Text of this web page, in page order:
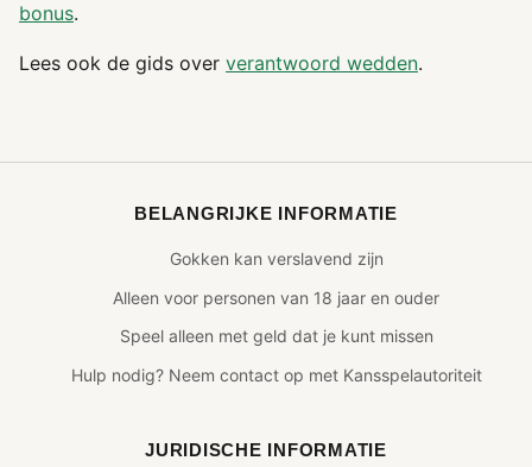
bonus.
Lees ook de gids over verantwoord wedden.
BELANGRIJKE INFORMATIE
Gokken kan verslavend zijn
Alleen voor personen van 18 jaar en ouder
Speel alleen met geld dat je kunt missen
Hulp nodig? Neem contact op met Kansspelautoriteit
JURIDISCHE INFORMATIE